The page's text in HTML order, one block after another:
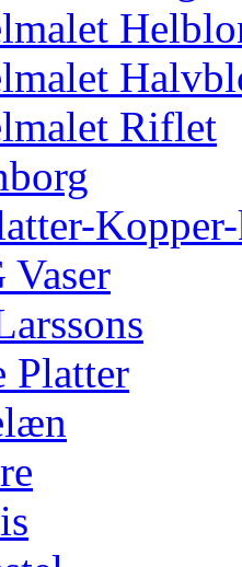
Riflet
Platter